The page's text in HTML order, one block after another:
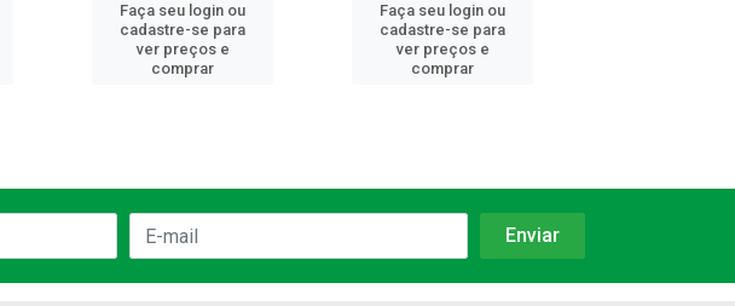
Faça seu login ou
cadastre-se para
ver preços e
comprar
Faça seu login ou
cadastre-se para
ver preços e
comprar